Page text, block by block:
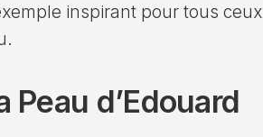
inspirant pour tous ceux
d’Edouard